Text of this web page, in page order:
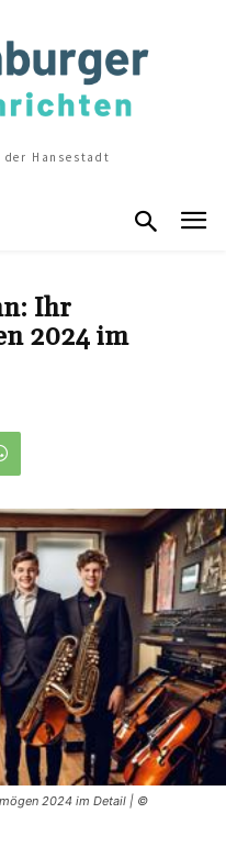
Hansestadt
Ihr
2024 im
2024 im Detail | ©